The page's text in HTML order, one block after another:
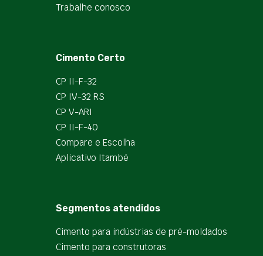
Trabalhe conosco
Cimento Certo
CP II-F-32
CP IV-32 RS
CP V-ARI
CP II-F-40
Compare e Escolha
Aplicativo Itambé
Segmentos atendidos
Cimento para indústrias de pré-moldados
Cimento para construtoras